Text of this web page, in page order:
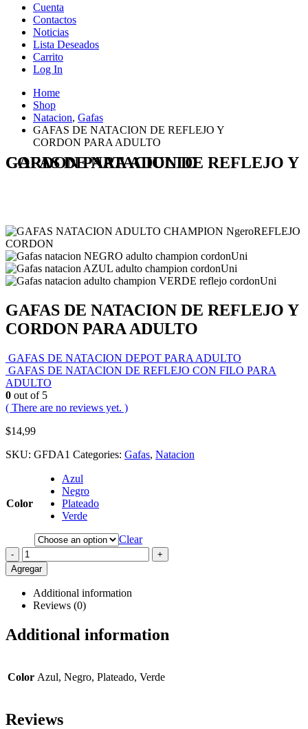
Cuenta
Contactos
Noticias
Lista Deseados
Carrito
Log In
Home
Shop
Natacion, Gafas
GAFAS DE NATACION DE REFLEJO Y
CORDON PARA ADULTO
GAFAS DE NATACION DE REFLEJO Y CORDON PARA ADULTO
GAFAS DE NATACION DE REFLEJO Y
CORDON PARA ADULTO
GAFAS DE NATACION DEPOT PARA ADULTO
GAFAS DE NATACION DE REFLEJO CON FILO PARA
ADULTO
0 out of 5
( There are no reviews yet. )
$14,99
SKU: GFDA1 Categories: Gafas, Natacion
Color
Azul
Negro
Plateado
Verde
Clear
-
+
Agregar
Additional information
Reviews (0)
Additional information
Color Azul, Negro, Plateado, Verde
Reviews